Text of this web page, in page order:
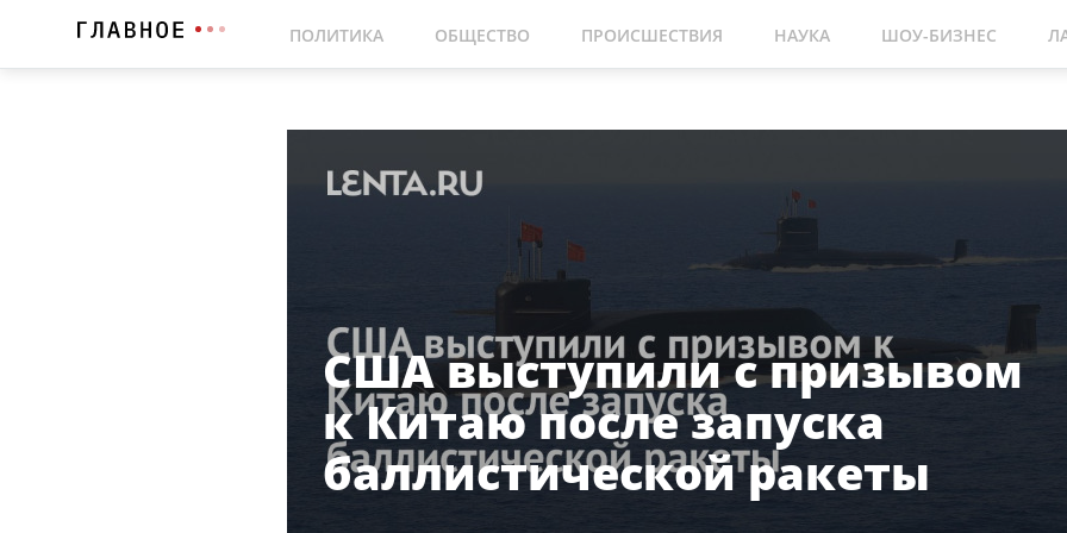
ПОЛИТИКА ОБЩЕСТВО ПРОИСШЕСТВИЯ НАУКА ШОУ-БИЗНЕС
США выступили с призывом
к Китаю после запуска
баллистической ракеты